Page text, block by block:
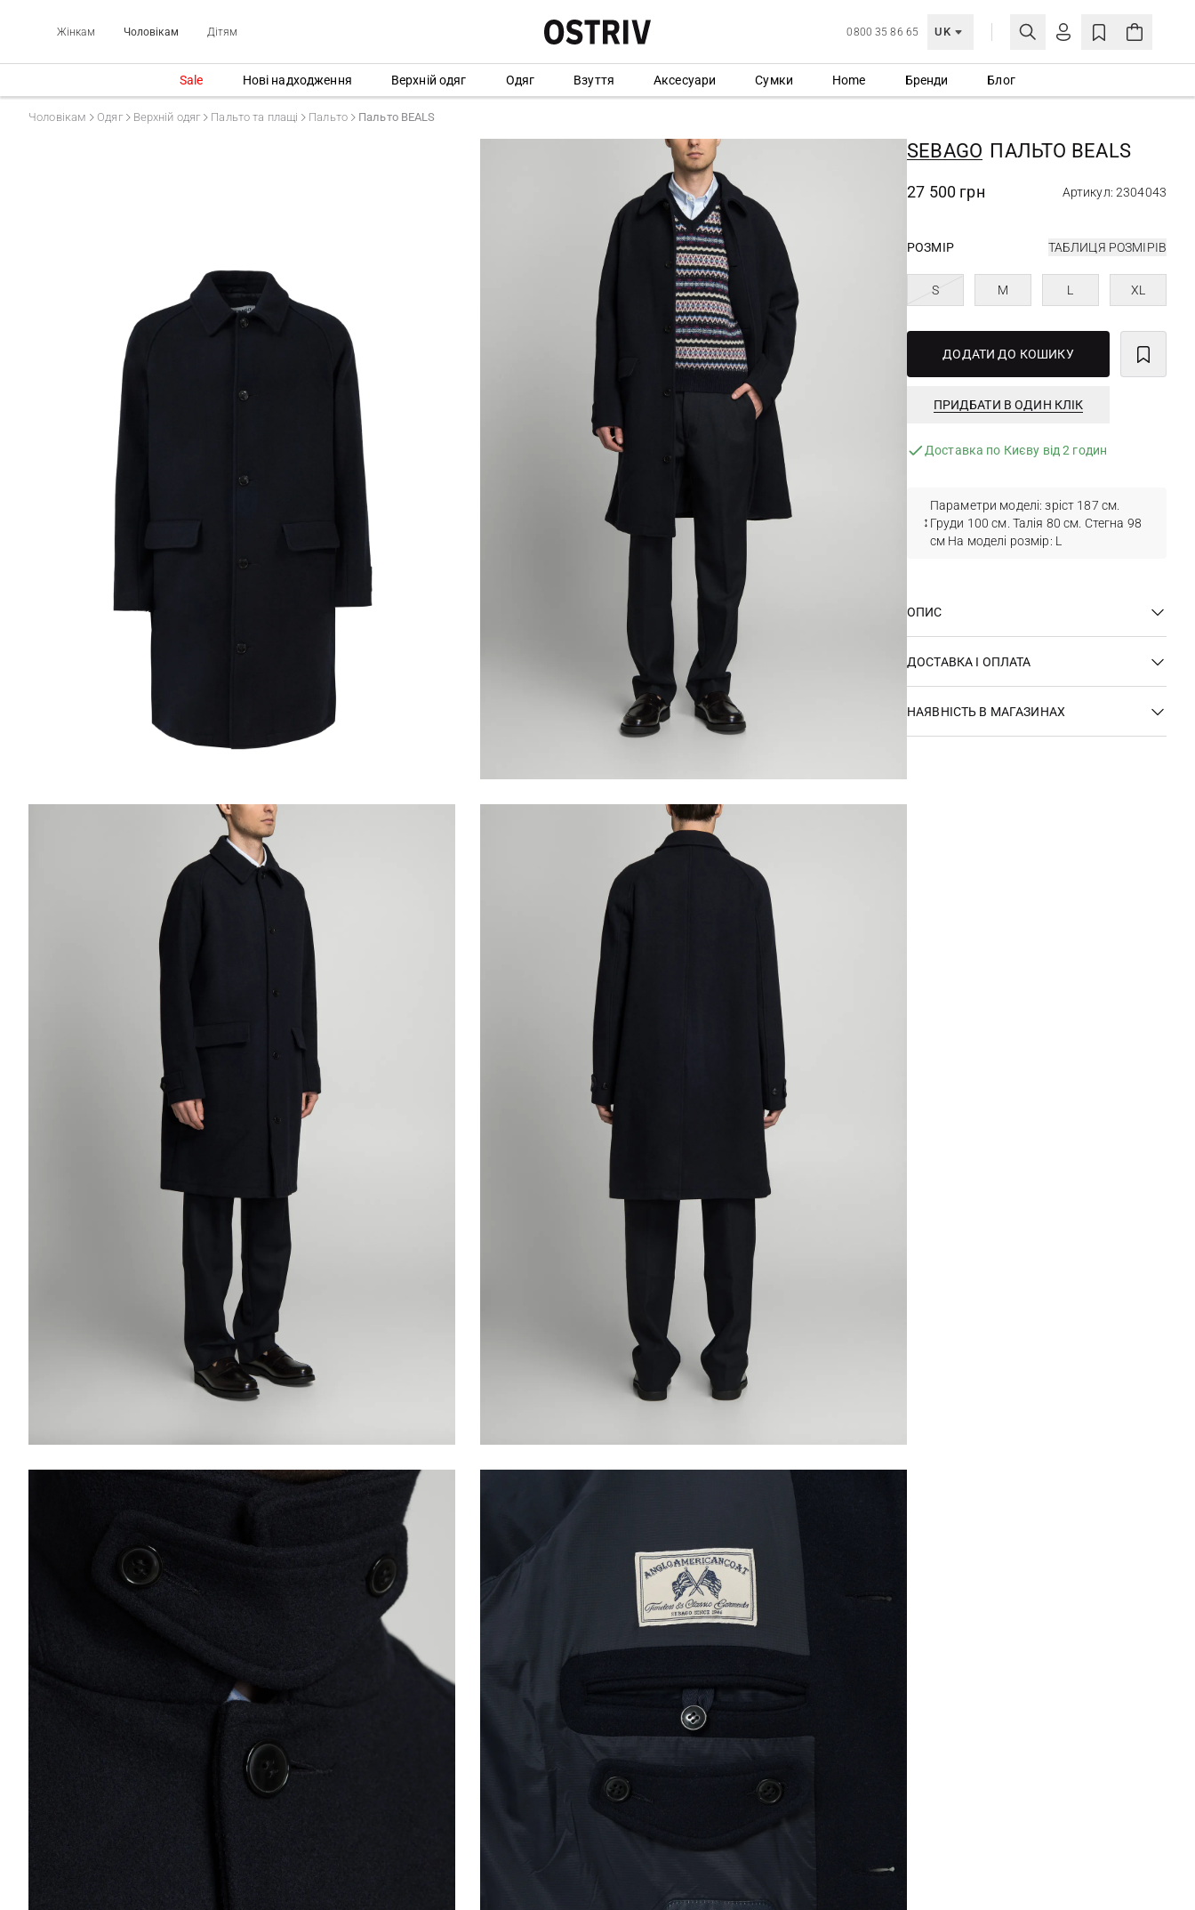
Жінкам Чоловікам Дітям 0800 35 86 65 UK
МОЯ ОБЛІКІВКА
СТВОРИТИ ОБЛІКІВКУ
Sale Нові надходження Верхній одяг Одяг Взуття Аксесуари Сумки Home Бренди Блог
Чоловікам Одяг Верхній одяг Пальто та плащі Пальто Пальто BEALS
SEBAGO ПАЛЬТО BEALS
27 500 грн Артикул: 2304043
РОЗМІР ТАБЛИЦЯ РОЗМІРІВ
S M L XL
ДОДАТИ ДО КОШИКУ
ПРИДБАТИ В ОДИН КЛІК
Доставка по Києву від 2 годин
Параметри моделі: зріст 187 см.
Груди 100 см. Талія 80 см. Стегна 98
см На моделі розмір: L
ОПИС
ДОСТАВКА І ОПЛАТА
НАЯВНІСТЬ В МАГАЗИНАХ